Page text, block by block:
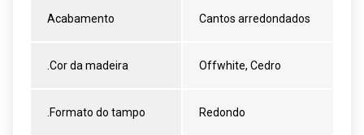
Acabamento Cantos arredondados
.Cor da madeira Offwhite, Cedro
.Formato do tampo Redondo